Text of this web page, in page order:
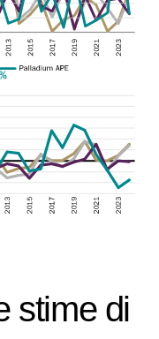
stime di